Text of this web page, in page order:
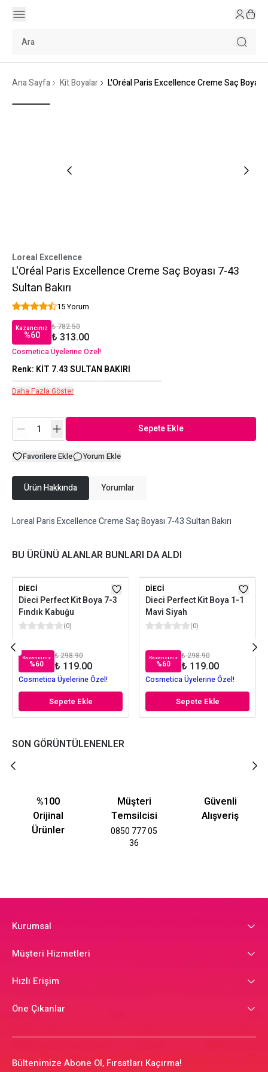
Ana Sayfa Kit Boyalar L'Oréal Paris Excellence Creme Saç Boyası
Loreal Excellence
L'Oréal Paris Excellence Creme Saç Boyası 7-43
Sultan Bakırı
15 Yorum
Kazancınız
%60
₺ 782.50
₺ 313.00
Cosmetica Üyelerine Özel!
Renk: KİT 7.43 SULTAN BAKIRI
Daha Fazla Göster
Sepete Ekle
Favorilere Ekle Yorum Ekle
Ürün Hakkında Yorumlar
Loreal Paris Excellence Creme Saç Boyası 7-43 Sultan Bakırı
BU ÜRÜNÜ ALANLAR BUNLARI DA ALDI
DIECI
Dieci Perfect Kit Boya 7-3
Fındık Kabuğu
(0)
Kazancınız
%60
₺ 298.90
₺ 119.00
Cosmetica Üyelerine Özel!
Sepete Ekle
DIECI
Dieci Perfect Kit Boya 1-1
Mavi Siyah
(0)
Kazancınız
%60
₺ 298.90
₺ 119.00
Cosmetica Üyelerine Özel!
Sepete Ekle
SON GÖRÜNTÜLENENLER
%100
Orijinal
Ürünler
Müşteri
Temsilcisi
0850 777 05
36
Güvenli
Alışveriş
Kurumsal
Müşteri Hizmetleri
Hızlı Erişim
Öne Çıkanlar
Bültenimize Abone Ol, Fırsatları Kaçırma!